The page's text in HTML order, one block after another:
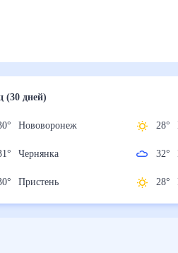
(30 дней)
° Нововоронеж
° Чернянка
° Пристень
28°
32°
28°